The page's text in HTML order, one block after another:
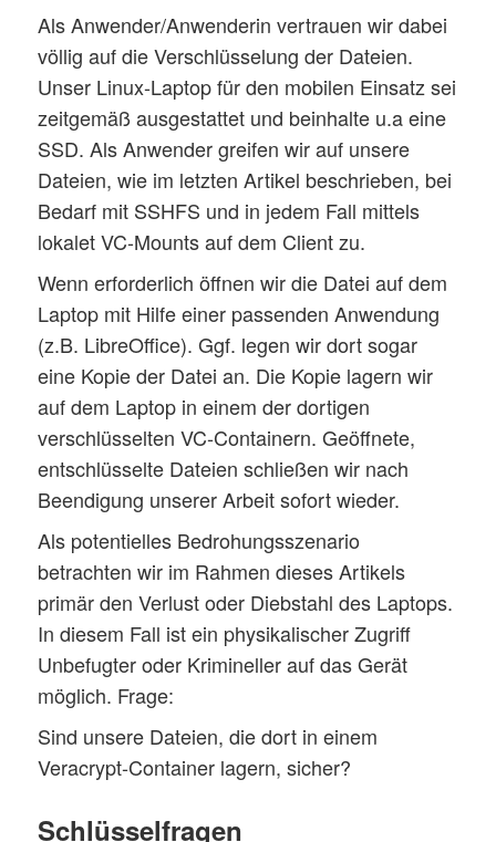
Als Anwender/Anwenderin vertrauen wir dabei
völlig auf die Verschlüsselung der Dateien.
Unser Linux-Laptop für den mobilen Einsatz sei
zeitgemäß ausgestattet und beinhalte u.a eine
SSD. Als Anwender greifen wir auf unsere
Dateien, wie im letzten Artikel beschrieben, bei
Bedarf mit SSHFS und in jedem Fall mittels
lokalet VC-Mounts auf dem Client zu.
Wenn erforderlich öffnen wir die Datei auf dem
Laptop mit Hilfe einer passenden Anwendung
(z.B. LibreOffice). Ggf. legen wir dort sogar
eine Kopie der Datei an. Die Kopie lagern wir
auf dem Laptop in einem der dortigen
verschlüsselten VC-Containern. Geöffnete,
entschlüsselte Dateien schließen wir nach
Beendigung unserer Arbeit sofort wieder.
Als potentielles Bedrohungsszenario
betrachten wir im Rahmen dieses Artikels
primär den Verlust oder Diebstahl des Laptops.
In diesem Fall ist ein physikalischer Zugriff
Unbefugter oder Krimineller auf das Gerät
möglich. Frage:
Sind unsere Dateien, die dort in einem
Veracrypt-Container lagern, sicher?
Schlüsselfragen